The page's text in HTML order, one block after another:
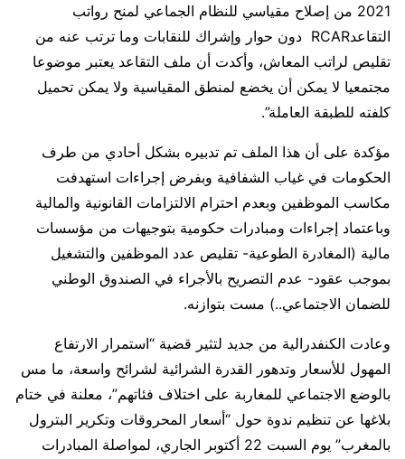
2021 من إصلاح مقياسي للنظام الجماعي لمنح رواتب
التقاعدRCAR دون حوار وإشراك للنقابات وما ترتب عنه من
تقليص لراتب المعاش، وأكدت أن ملف التقاعد يعتبر موضوعا
مجتمعيا لا يمكن أن يخضع لمنطق المقياسية ولا يمكن تحميل
كلفته للطبقة العاملة”.
مؤكدة على أن هذا الملف تم تدبيره بشكل أحادي من طرف
الحكومات في غياب الشفافية وبفرض إجراءات استهدفت
مكاسب الموظفين وبعدم احترام الالتزامات القانونية والمالية
وباعتماد إجراءات ومبادرات حكومية بتوجيهات من مؤسسات
مالية (المغادرة الطوعية- تقليص عدد الموظفين والتشغيل
بموجب عقود- عدم التصريح بالأجراء في الصندوق الوطني
للضمان الاجتماعي..) مست بتوازنه.
وعادت الكنفدرالية من جديد لتثير قضية “استمرار الارتفاع
المهول للأسعار وتدهور القدرة الشرائية لشرائح واسعة، ما مس
بالوضع الاجتماعي للمغاربة على اختلاف فئاتهم”، معلنة في ختام
بلاغها عن تنظيم ندوة حول “أسعار المحروقات وتكرير البترول
بالمغرب” يوم السبت 22 أكتوبر الجاري، لمواصلة المبادرات